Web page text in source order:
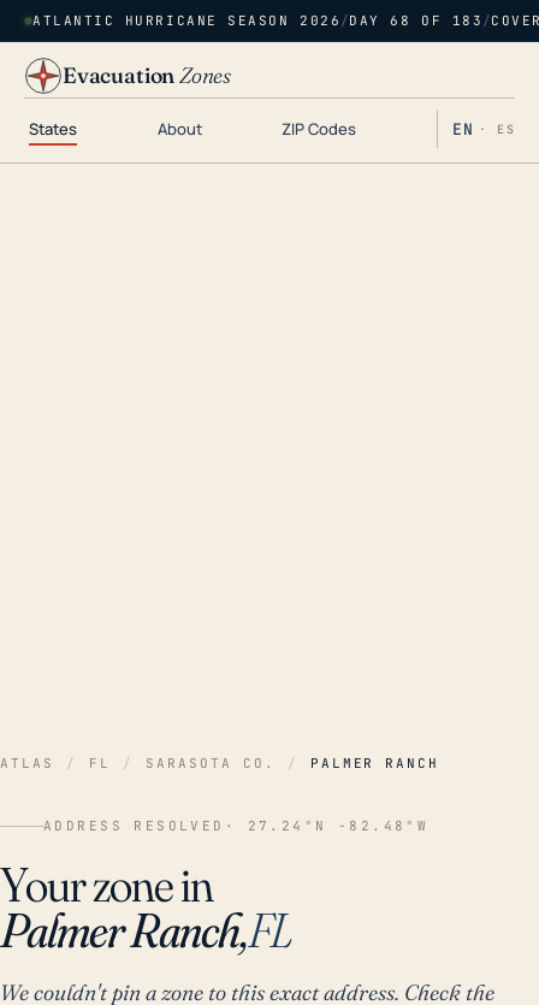
ATLANTIC HURRICANE SEASON 2026 /DAY 68 OF 183 /
EvacuationZones
States About ZIP Codes EN · ES
ATLAS / FL / SARASOTA CO. / PALMER RANCH
ADDRESS RESOLVED · 27.24°N -82.48°W
Your zone in
Palmer Ranch,FL
We couldn't pin a zone to this exact address. Check the